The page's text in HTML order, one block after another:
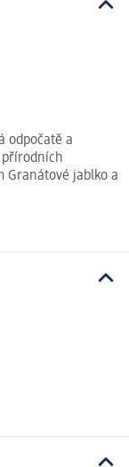
odpočatě a
přírodních
Granátové jablko a